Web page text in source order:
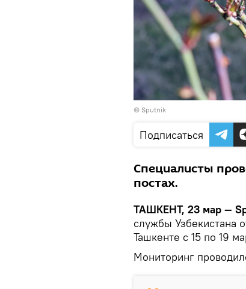
© Sputnik
Подписаться
Специалисты
постах.
ТАШКЕНТ, 23 мар —
службы Узбекистана
Ташкенте с 15 по 19
Мониторинг